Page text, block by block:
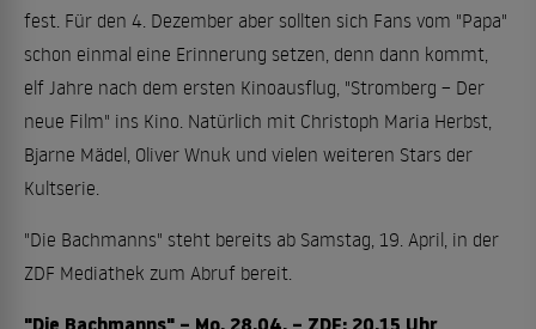
fest. Für den 4. Dezember aber sollten sich Fans vom "Papa"
schon einmal eine Erinnerung setzen, denn dann kommt,
elf Jahre nach dem ersten Kinoausflug, "Stromberg – Der
neue Film" ins Kino. Natürlich mit Christoph Maria Herbst,
Bjarne Mädel, Oliver Wnuk und vielen weiteren Stars der
Kultserie.
"Die Bachmanns" steht bereits ab Samstag, 19. April, in der
ZDF Mediathek zum Abruf bereit.